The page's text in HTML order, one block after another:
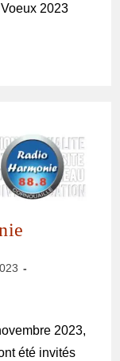
2023
2023,
été invités